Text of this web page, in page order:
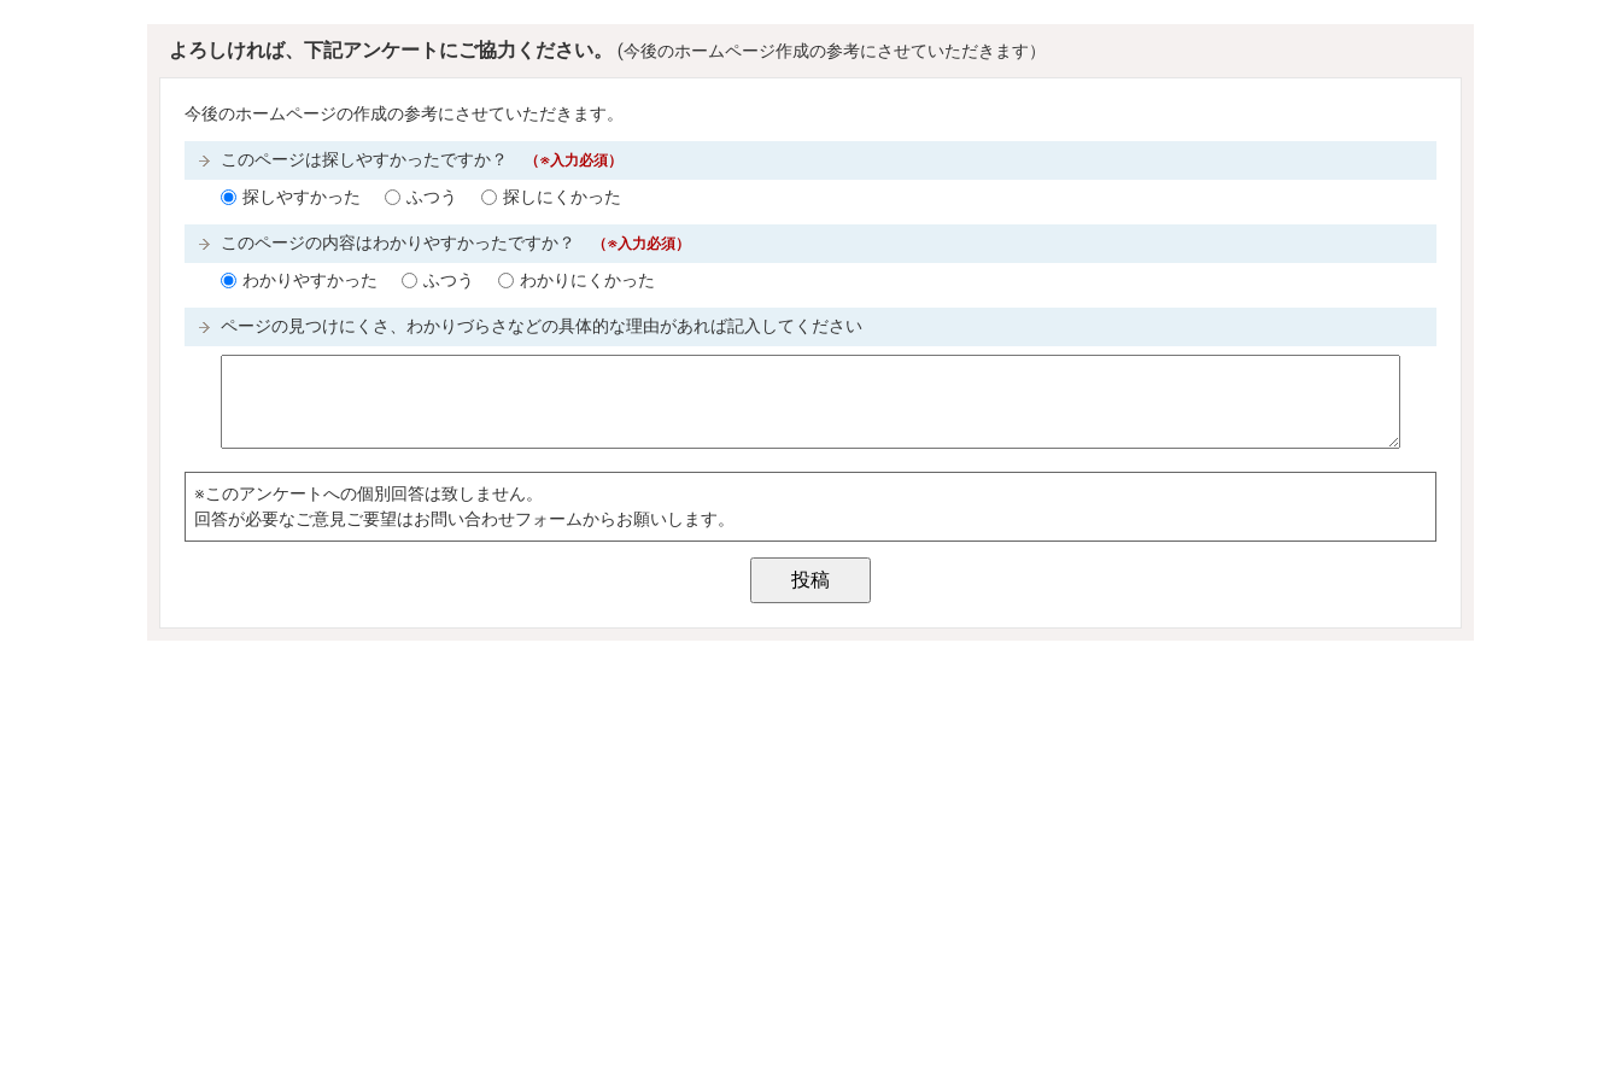
よろしければ、下記アンケートにご協力ください。 (今後のホームページ作成の参考にさせていただきます）
今後のホームページの作成の参考にさせていただきます。
このページは探しやすかったですか？ （※入力必須）
探しやすかった ふつう 探しにくかった
このページの内容はわかりやすかったですか？ （※入力必須）
わかりやすかった ふつう わかりにくかった
ページの見つけにくさ、わかりづらさなどの具体的な理由があれば記入してください
※このアンケートへの個別回答は致しません。
回答が必要なご意見ご要望はお問い合わせフォームからお願いします。